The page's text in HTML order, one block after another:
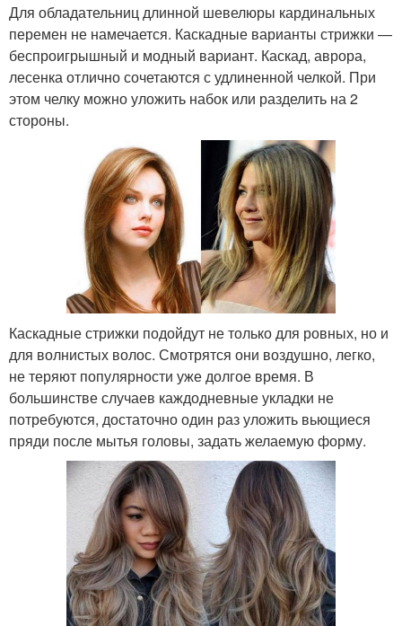
Для обладательниц длинной шевелюры кардинальных
перемен не намечается. Каскадные варианты стрижки —
беспроигрышный и модный вариант. Каскад, аврора,
лесенка отлично сочетаются с удлиненной челкой. При
этом челку можно уложить набок или разделить на 2
стороны.
Каскадные стрижки подойдут не только для ровных, но и
для волнистых волос. Смотрятся они воздушно, легко,
не теряют популярности уже долгое время. В
большинстве случаев каждодневные укладки не
потребуются, достаточно один раз уложить вьющиеся
пряди после мытья головы, задать желаемую форму.